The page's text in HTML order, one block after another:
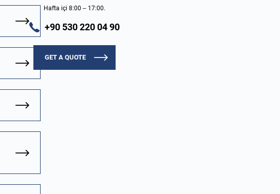
Hafta içi 8:00 – 17:00.
+90 530 220 04 90
GET A QUOTE